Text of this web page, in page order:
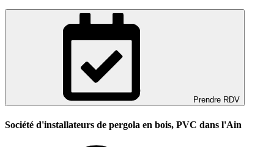
Prendre RDV
Société d'installateurs de pergola en bois, PVC dans l'Ain